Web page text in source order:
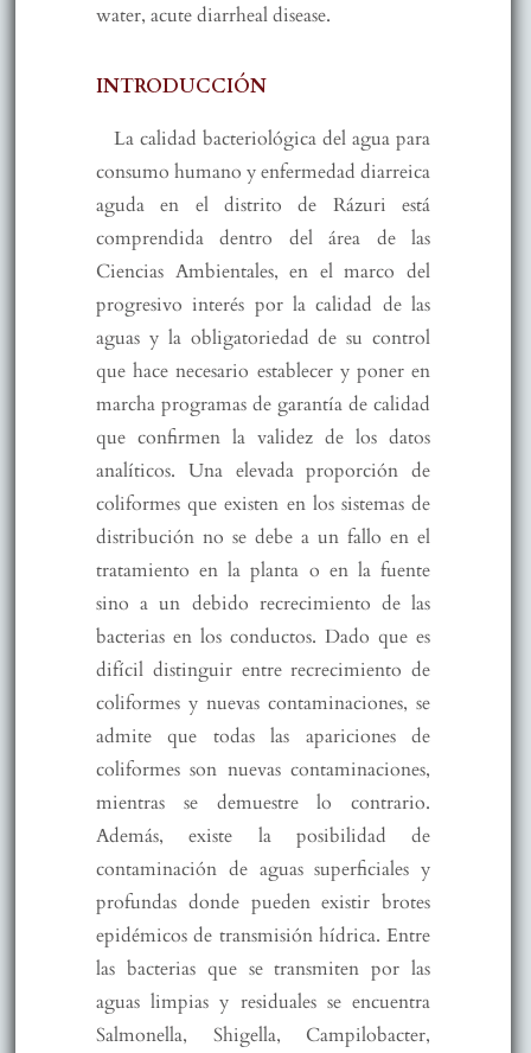
water, acute diarrheal disease.
INTRODUCCIÓN
La calidad bacteriológica del agua para
consumo humano y enfermedad diarreica
aguda en el distrito de Rázuri está
comprendida dentro del área de las
Ciencias Ambientales, en el marco del
progresivo interés por la calidad de las
aguas y la obligatoriedad de su control
que hace necesario establecer y poner en
marcha programas de garantía de calidad
que confirmen la validez de los datos
analíticos. Una elevada proporción de
coliformes que existen en los sistemas de
distribución no se debe a un fallo en el
tratamiento en la planta o en la fuente
sino a un debido recrecimiento de las
bacterias en los conductos. Dado que es
difícil distinguir entre recrecimiento de
coliformes y nuevas contaminaciones, se
admite que todas las apariciones de
coliformes son nuevas contaminaciones,
mientras se demuestre lo contrario.
Además, existe la posibilidad de
contaminación de aguas superficiales y
profundas donde pueden existir brotes
epidémicos de transmisión hídrica. Entre
las bacterias que se transmiten por las
aguas limpias y residuales se encuentra
Salmonella, Shigella, Campilobacter,